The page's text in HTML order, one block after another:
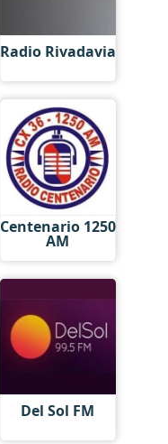
Radio Rivadavia
Centenario 1250
AM
Del Sol FM